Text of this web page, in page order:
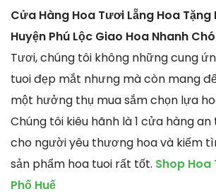
Cửa Hàng Hoa Tươi Lẵng Hoa
Huyện Phú Lộc Giao Hoa Nhanh
Tươi, chúng tôi không những cung
tuoi đẹp mắt nhưng mà còn mang
một hưởng thụ mua sắm chọn lựa
Chúng tôi kiêu hãnh là 1 cửa hàng
cho người yêu thương hoa và kiếm
sản phẩm hoa tuoi rất tốt. Shop Hoa
Phố Huế